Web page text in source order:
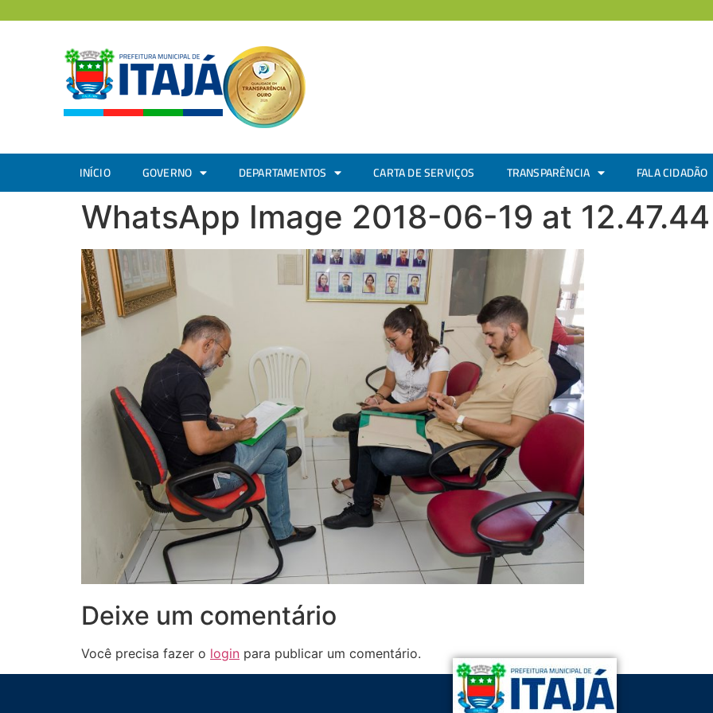
INÍCIO GOVERNO DEPARTAMENTOS CARTA DE SERVIÇOS TRANSPARÊNCIA FALA CIDADÃO
WhatsApp Image 2018-06-19 at 12.47.44
Deixe um comentário
Você precisa fazer o login para publicar um comentário.